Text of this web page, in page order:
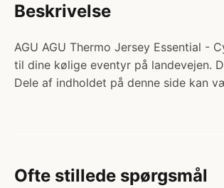
Beskrivelse
AGU AGU Thermo Jersey Essential -
til dine kølige eventyr på landevejen.
Dele af indholdet på denne side kan
Ofte stillede spørgsmål